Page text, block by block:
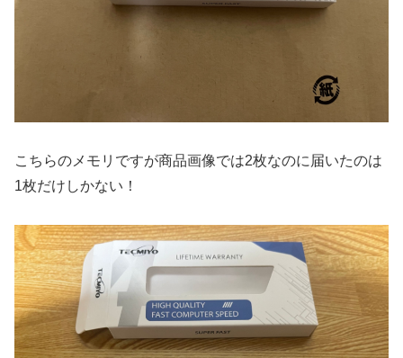
こちらのメモリですが商品画像では2枚なのに届いたのは
1枚だけしかない！